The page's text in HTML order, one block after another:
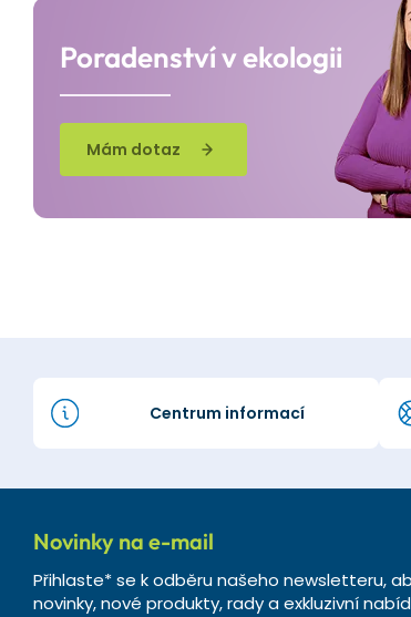
Poradenství v ekologii
Mám dotaz
Centrum informací
Novinky na e-mail
Přihlaste* se k odběru našeho newsletteru,
novinky, nové produkty, rady a exkluzivní